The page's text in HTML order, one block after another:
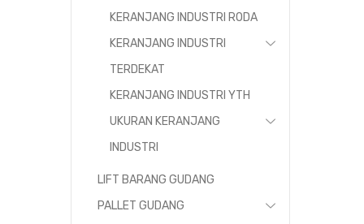
KERANJANG INDUSTRI RODA
KERANJANG INDUSTRI
TERDEKAT
KERANJANG INDUSTRI YTH
UKURAN KERANJANG
INDUSTRI
LIFT BARANG GUDANG
PALLET GUDANG